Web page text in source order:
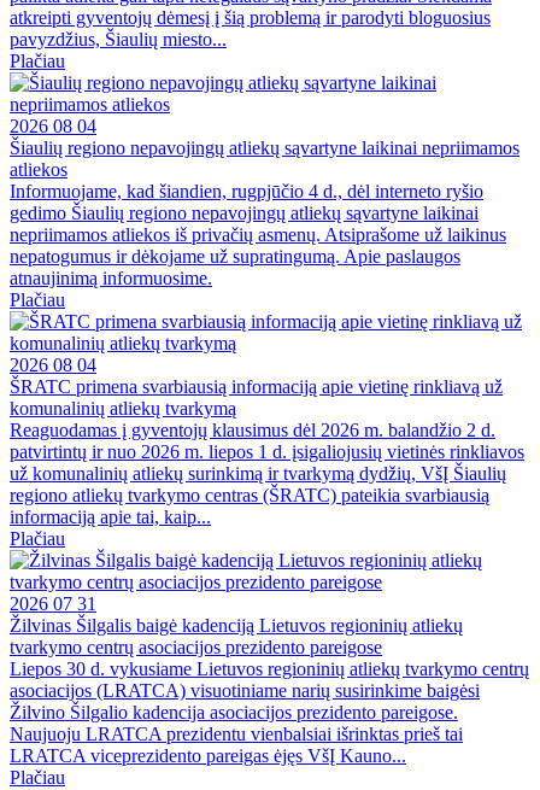
atkreipti gyventojų dėmesį į šią problemą ir parodyti bloguosius
pavyzdžius, Šiaulių miesto...
Plačiau
2026 08 04
Šiaulių regiono nepavojingų atliekų sąvartyne laikinai nepriimamos
atliekos
Informuojame, kad šiandien, rugpjūčio 4 d., dėl interneto ryšio
gedimo Šiaulių regiono nepavojingų atliekų sąvartyne laikinai
nepriimamos atliekos iš privačių asmenų. Atsiprašome už laikinus
nepatogumus ir dėkojame už supratingumą. Apie paslaugos
atnaujinimą informuosime.
Plačiau
2026 08 04
ŠRATC primena svarbiausią informaciją apie vietinę rinkliavą už
komunalinių atliekų tvarkymą
Reaguodamas į gyventojų klausimus dėl 2026 m. balandžio 2 d.
patvirtintų ir nuo 2026 m. liepos 1 d. įsigaliojusių vietinės rinkliavos
už komunalinių atliekų surinkimą ir tvarkymą dydžių, VšĮ Šiaulių
regiono atliekų tvarkymo centras (ŠRATC) pateikia svarbiausią
informaciją apie tai, kaip...
Plačiau
2026 07 31
Žilvinas Šilgalis baigė kadenciją Lietuvos regioninių atliekų
tvarkymo centrų asociacijos prezidento pareigose
Liepos 30 d. vykusiame Lietuvos regioninių atliekų tvarkymo centrų
asociacijos (LRATCA) visuotiniame narių susirinkime baigėsi
Žilvino Šilgalio kadencija asociacijos prezidento pareigose.
Naujuoju LRATCA prezidentu vienbalsiai išrinktas prieš tai
LRATCA viceprezidento pareigas ėjęs VšĮ Kauno...
Plačiau